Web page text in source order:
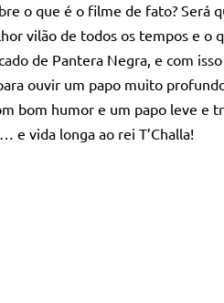
o que é o filme de fato? Será
vilão de todos os tempos e o
de Pantera Negra, e com
ouvir um papo muito
bom humor e um papo leve e
e vida longa ao rei T’Challa!